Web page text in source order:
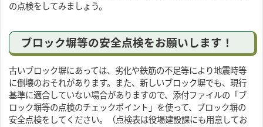
の点検をしてみましょう。
ブロック塀等の安全点検をお願いします！
古いブロック塀にあっては、劣化や鉄筋の不足等により地震時等
に倒壊のおそれがあります。また、新しいブロック塀でも、現行
基準に適合していない場合がありますので、添付ファイルの「ブ
ロック塀等の点検のチェックポイント」を使って、ブロック塀の
安全点検をしてください。（点検表は役場建設課にも用意してお